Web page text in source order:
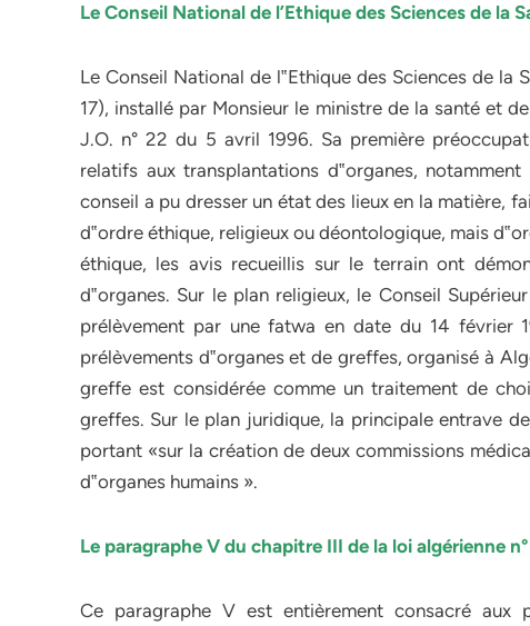
Le Conseil National de l’Ethique des Sciences de la
Le Conseil National de l‟Ethique des Sciences de
17), installé par Monsieur le ministre de la santé et
J.O. n° 22 du 5 avril 1996. Sa première
relatifs aux transplantations d‟organes,
conseil a pu dresser un état des lieux en la matière,
d‟ordre éthique, religieux ou déontologique, mais
éthique, les avis recueillis sur le terrain ont
d‟organes. Sur le plan religieux, le Conseil
prélèvement par une fatwa en date du 14 février
prélèvements d‟organes et de greffes, organisé à
greffe est considérée comme un traitement de
greffes. Sur le plan juridique, la principale entrave
portant «sur la création de deux commissions
d‟organes humains ».
Le paragraphe V du chapitre III de la loi algérienne
Ce paragraphe V est entièrement consacré aux